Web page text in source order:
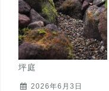
坪庭
2026年6月3日